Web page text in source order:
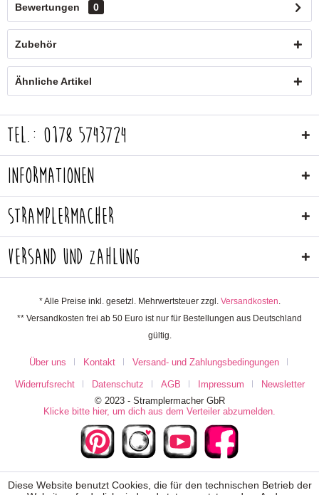
Bewertungen 0
Zubehör
Ähnliche Artikel
Tel.: 0178 5743724
Informationen
Stramplermacher
Versand und Zahlung
* Alle Preise inkl. gesetzl. Mehrwertsteuer zzgl. Versandkosten.
** Versandkosten frei ab 50 Euro ist nur für Bestellungen aus Deutschland
gültig.
Über uns Kontakt Versand- und Zahlungsbedingungen
Widerrufsrecht Datenschutz AGB Impressum
Newsletter
© 2023 - Stramplermacher GbR
Klicke bitte hier, um dich aus dem Verteiler abzumelden.
Diese Website benutzt Cookies, die für den technischen Betrieb der